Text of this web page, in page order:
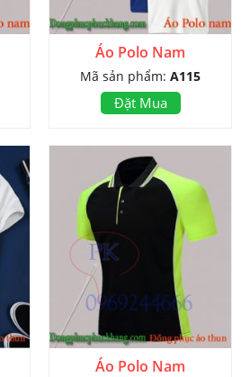
Áo Polo Nam
Mã sản phẩm: A115
Đặt Mua
Áo Polo Nam